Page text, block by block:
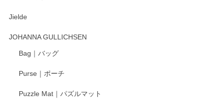
Jielde
JOHANNA GULLICHSEN
Bag｜バッグ
Purse｜ポーチ
Puzzle Mat｜パズルマット